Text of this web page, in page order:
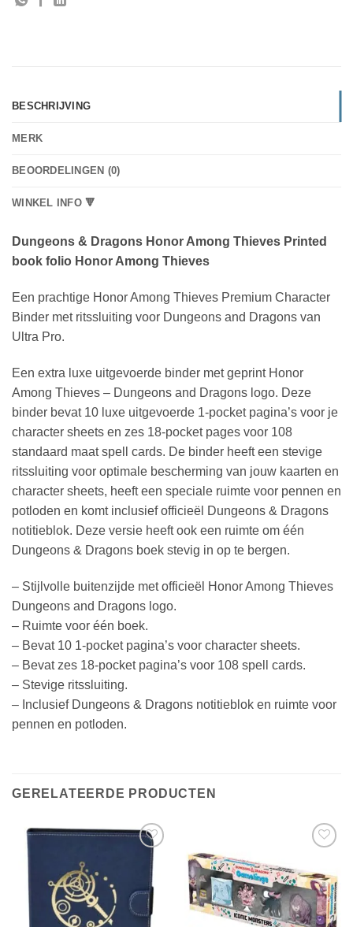
BESCHRIJVING
MERK
BEOORDELINGEN (0)
WINKEL INFO 🔻
Dungeons & Dragons Honor Among Thieves Printed
book folio Honor Among Thieves
Een prachtige Honor Among Thieves Premium Character
Binder met ritssluiting voor Dungeons and Dragons van
Ultra Pro.
Een extra luxe uitgevoerde binder met geprint Honor
Among Thieves – Dungeons and Dragons logo. Deze
binder bevat 10 luxe uitgevoerde 1-pocket pagina’s voor je
character sheets en zes 18-pocket pages voor 108
standaard maat spell cards. De binder heeft een stevige
ritssluiting voor optimale bescherming van jouw kaarten en
character sheets, heeft een speciale ruimte voor pennen en
potloden en komt inclusief officieël Dungeons & Dragons
notitieblok. Deze versie heeft ook een ruimte om één
Dungeons & Dragons boek stevig in op te bergen.
– Stijlvolle buitenzijde met officieël Honor Among Thieves
Dungeons and Dragons logo.
– Ruimte voor één boek.
– Bevat 10 1-pocket pagina’s voor character sheets.
– Bevat zes 18-pocket pagina’s voor 108 spell cards.
– Stevige ritssluiting.
– Inclusief Dungeons & Dragons notitieblok en ruimte voor
pennen en potloden.
GERELATEERDE PRODUCTEN